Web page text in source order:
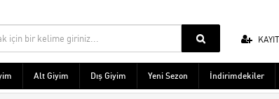
Alt Giyim Dış Giyim Yeni Sezon İndirimdekiler